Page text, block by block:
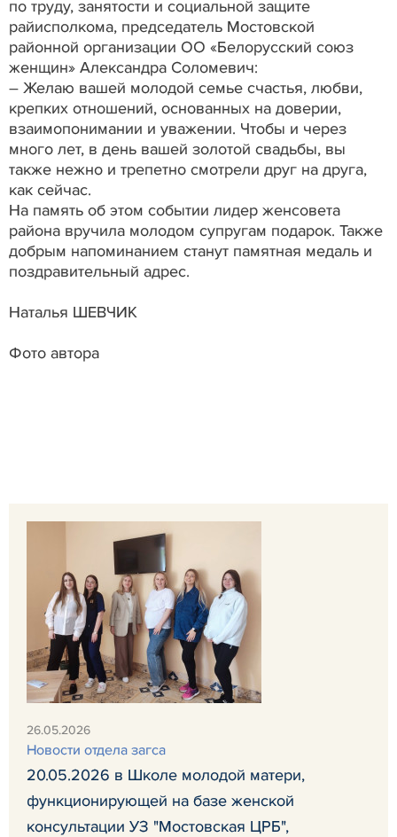
по труду, занятости и социальной защите
райисполкома, председатель Мостовской
районной организации ОО «Белорусский союз
женщин» Александра Соломевич:
– Желаю вашей молодой семье счастья, любви,
крепких отношений, основанных на доверии,
взаимопонимании и уважении. Чтобы и через
много лет, в день вашей золотой свадьбы, вы
также нежно и трепетно смотрели друг на друга,
как сейчас.
На память об этом событии лидер женсовета
района вручила молодом супругам подарок. Также
добрым напоминанием станут памятная медаль и
поздравительный адрес.
Наталья ШЕВЧИК
Фото автора
26.05.2026
Новости отдела загса
20.05.2026 в Школе молодой матери,
функционирующей на базе женской
консультации УЗ "Мостовская ЦРБ",